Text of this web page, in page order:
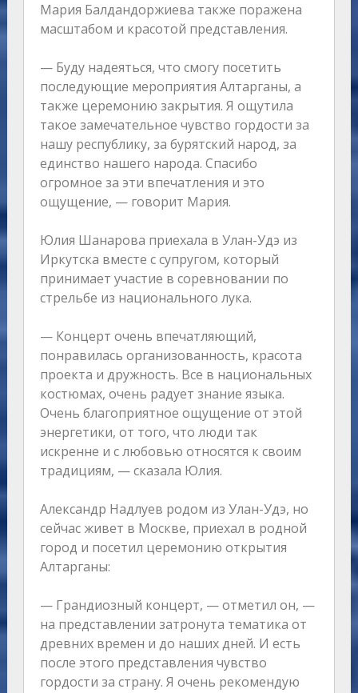
Мария Балдандоржиева также поражена
масштабом и красотой представления.
— Буду надеяться, что смогу посетить
последующие мероприятия Алтарганы, а
также церемонию закрытия. Я ощутила
такое замечательное чувство гордости за
нашу республику, за бурятский народ, за
единство нашего народа. Спасибо
огромное за эти впечатления и это
ощущение, — говорит Мария.
Юлия Шанарова приехала в Улан-Удэ из
Иркутска вместе с супругом, который
принимает участие в соревновании по
стрельбе из национального лука.
— Концерт очень впечатляющий,
понравилась организованность, красота
проекта и дружность. Все в национальных
костюмах, очень радует знание языка.
Очень благоприятное ощущение от этой
энергетики, от того, что люди так
искренне и с любовью относятся к своим
традициям, — сказала Юлия.
Александр Надлуев родом из Улан-Удэ, но
сейчас живет в Москве, приехал в родной
город и посетил церемонию открытия
Алтарганы:
— Грандиозный концерт, — отметил он, —
на представлении затронута тематика от
древних времен и до наших дней. И есть
после этого представления чувство
гордости за страну. Я очень рекомендую